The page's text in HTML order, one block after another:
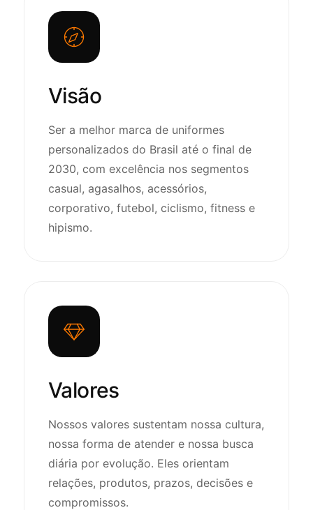
Visão
Ser a melhor marca de uniformes
personalizados do Brasil até o final de
2030, com excelência nos segmentos
casual, agasalhos, acessórios,
corporativo, futebol, ciclismo, fitness e
hipismo.
Valores
Nossos valores sustentam nossa cultura,
nossa forma de atender e nossa busca
diária por evolução. Eles orientam
relações, produtos, prazos, decisões e
compromissos.